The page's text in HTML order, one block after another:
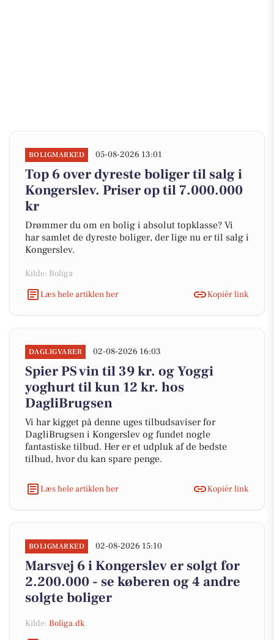
BOLIGMARKED 05-08-2026 13:01
Top 6 over dyreste boliger til salg i
Kongerslev. Priser op til 7.000.000
kr
Drømmer du om en bolig i absolut topklasse? Vi
har samlet de dyreste boliger, der lige nu er til salg i
Kongerslev.
Kilde: Boliga
Læs hele artiklen her
Kopiér link
DAGLIGVARER 02-08-2026 16:03
Spier PS vin til 39 kr. og Yoggi
yoghurt til kun 12 kr. hos
DagliBrugsen
Vi har kigget på denne uges tilbudsaviser for
DagliBrugsen i Kongerslev og fundet nogle
fantastiske tilbud. Her er et udpluk af de bedste
tilbud, hvor du kan spare penge.
Læs hele artiklen her Kopiér link
BOLIGMARKED 02-08-2026 15:10
Marsvej 6 i Kongerslev er solgt for
2.200.000 - se køberen og 4 andre
solgte boliger
Kilde: Boliga.dk